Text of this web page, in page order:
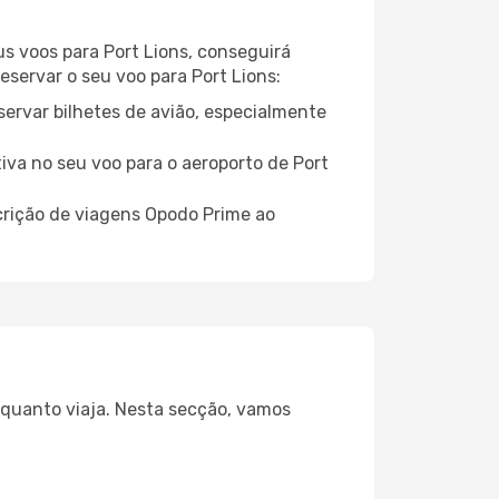
voos para Port Lions, conseguirá
o seu voo para Port Lions:
bilhetes de avião, especialmente
no seu voo para o aeroporto de Port
de viagens Opodo Prime ao
viaja. Nesta secção, vamos